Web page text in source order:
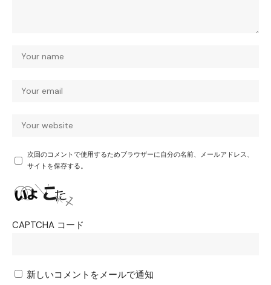
次回のコメントで使用するためブラウザーに自分の名前、メールアドレス、
サイトを保存する。
CAPTCHA コード
新しいコメントをメールで通知